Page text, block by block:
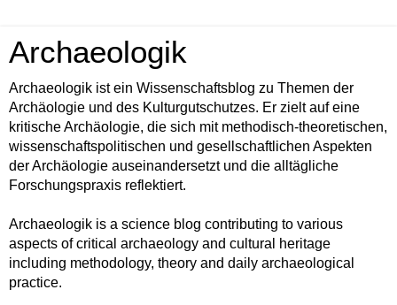
Archaeologik
Archaeologik ist ein Wissenschaftsblog zu Themen der
Archäologie und des Kulturgutschutzes. Er zielt auf eine
kritische Archäologie, die sich mit methodisch-theoretischen,
wissenschaftspolitischen und gesellschaftlichen Aspekten
der Archäologie auseinandersetzt und die alltägliche
Forschungspraxis reflektiert.
Archaeologik is a science blog contributing to various
aspects of critical archaeology and cultural heritage
including methodology, theory and daily archaeological
practice.